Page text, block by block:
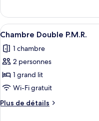
Chambre
Familiale
le
type
de
Chambre
Familiale
Afficher
toutes
les
photos
pour
ce
type
de
4
Chambre Double P.M.R.
1 chambre
2 personnes
1 grand lit
Wi-Fi gratuit
Plus de détails
Plus